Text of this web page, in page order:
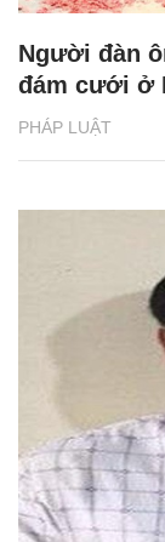
PHÁP LUẬT
Người đàn
đám cưới ở